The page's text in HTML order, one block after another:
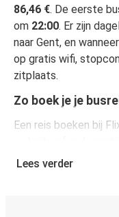
86,46 €. De eerste
om 22:00. Er zijn
naar Gent, en
op gratis wifi,
zitplaats.
Zo boek je je
Een reis boeken bij
het geregeld! Als je
Lees verder